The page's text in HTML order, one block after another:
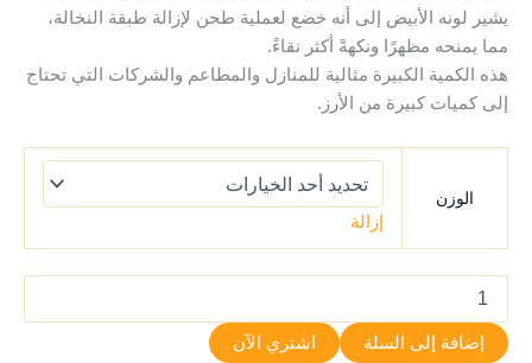
يشير لونه الأبيض إلى أنه خضع لعملية طحن لإزالة طبقة النخالة،
مما يمنحه مظهرًا ونكهةً أكثر نقاءً.
هذه الكمية الكبيرة مثالية للمنازل والمطاعم والشركات التي تحتاج
إلى كميات كبيرة من الأرز.
الوزن
إزالة
إضافة إلى السلة
اشتري الآن